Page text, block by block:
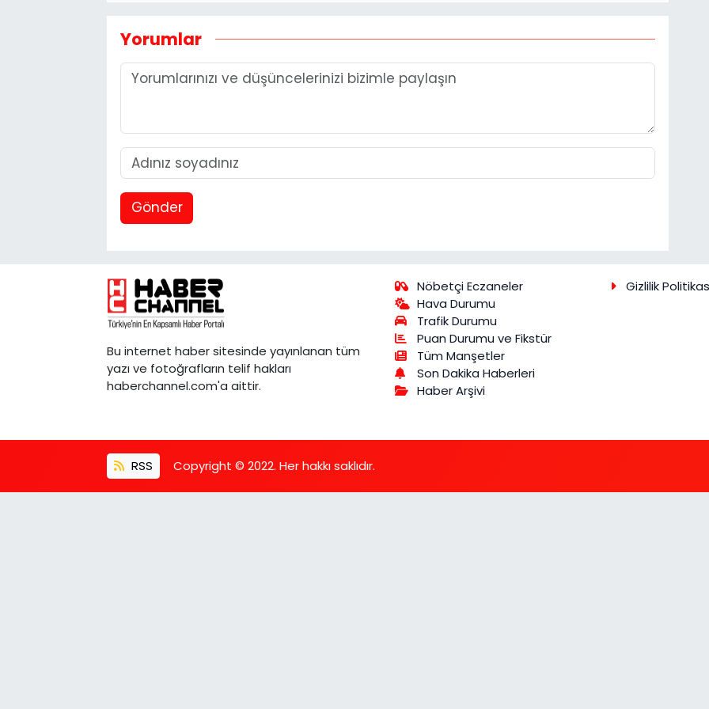
Yorumlar
Gönder
Bu internet haber sitesinde yayınlanan tüm
yazı ve fotoğrafların telif hakları
haberchannel.com'a aittir.
Nöbetçi Eczaneler
Hava Durumu
Trafik Durumu
Puan Durumu ve Fikstür
Tüm Manşetler
Son Dakika Haberleri
Haber Arşivi
Gizlilik
RSS Copyright © 2022. Her hakkı saklıdır.